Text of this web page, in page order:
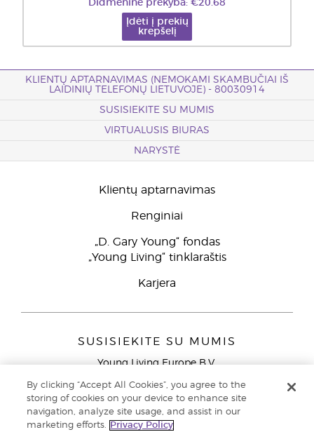
Didmeninė prekyba: €20.68
Įdėti į prekių
krepšelį
KLIENTŲ APTARNAVIMAS (NEMOKAMI SKAMBUČIAI IŠ
LAIDINIŲ TELEFONŲ LIETUVOJE) - 80030914
SUSISIEKITE SU MUMIS
VIRTUALUSIS BIURAS
NARYSTĖ
Klientų aptarnavimas
Renginiai
„D. Gary Young“ fondas
„Young Living“ tinklaraštis
Karjera
SUSISIEKITE SU MUMIS
Young Living Europe B.V.
9727 AJ Groningen
Klientų aptarnavimas (nemokami skambučiai iš laidinių
By clicking “Accept All Cookies”, you agree to the
storing of cookies on your device to enhance site
navigation, analyze site usage, and assist in our
marketing efforts.
Privacy Policy